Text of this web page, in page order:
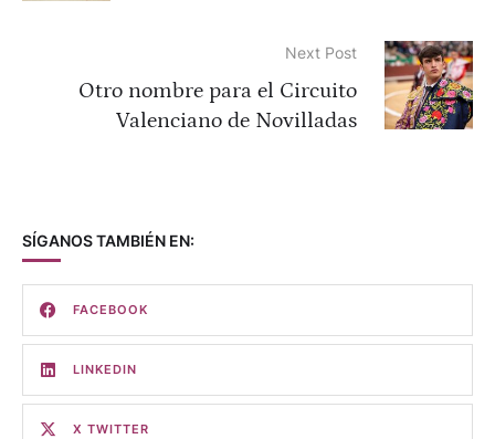
Next Post
Otro nombre para el Circuito
Valenciano de Novilladas
SÍGANOS TAMBIÉN EN:
FACEBOOK
LINKEDIN
X TWITTER